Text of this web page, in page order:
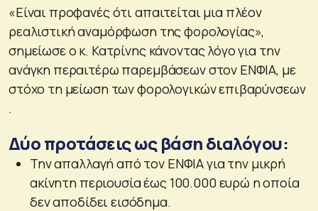
«Είναι προφανές ότι απαιτείται μια πλέον
ρεαλιστική αναμόρφωση της φορολογίας»,
σημείωσε ο κ. Κατρίνης κάνοντας λόγο για την
ανάγκη περαιτέρω παρεμβάσεων στον ΕΝΦΙΑ, με
στόχο τη μείωση των φορολογικών επιβαρύνσεων
.
Δύο προτάσεις ως βάση διαλόγου:
Την απαλλαγή από τον ΕΝΦΙΑ για την μικρή
ακίνητη περιουσία έως 100.000 ευρώ η οποία
δεν αποδίδει εισόδημα.